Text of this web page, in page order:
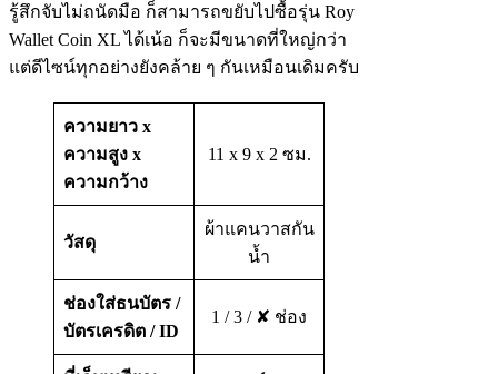
รู้สึกจับไม่ถนัดมือ ก็สามารถขยับไปซื้อรุ่น Roy
Wallet Coin XL ได้เน้อ ก็จะมีขนาดที่ใหญ่กว่า
แต่ดีไซน์ทุกอย่างยังคล้าย ๆ กันเหมือนเดิมครับ
ความยาว x
ความสูง x
ความกว้าง
11 x 9 x 2 ซม.
วัสดุ
ผ้าแคนวาสกัน
น้ำ
ช่องใส่ธนบัตร /
บัตรเครดิต /ID
1 / 3 / ✘ ช่อง